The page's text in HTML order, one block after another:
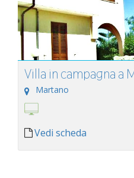
Villa in campagna a
Martano
Vedi scheda